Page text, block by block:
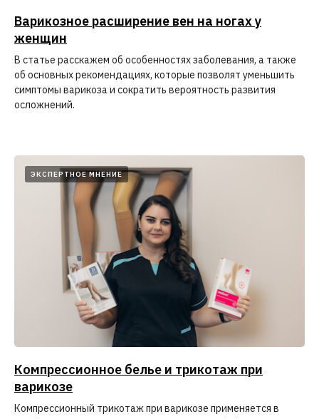
Варикозное расширение вен на ногах у
женщин
В статье расскажем об особенностях заболевания, а также
об основных рекомендациях, которые позволят уменьшить
симптомы варикоза и сократить вероятность развития
осложнений.
ЭКСПЕРТНОЕ МНЕНИЕ
Компрессионное белье и трикотаж при
варикозе
Компрессионный трикотаж при варикозе применяется в